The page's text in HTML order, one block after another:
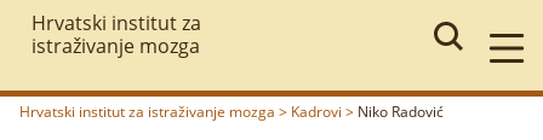
Hrvatski institut za
istraživanje mozga
Hrvatski institut za istraživanje mozga > Kadrovi > Niko Radović